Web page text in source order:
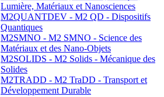
Lumière, Matériaux et Nanosciences
M2QUANTDEV - M2 QD - Dispositifs
Quantiques
M2SMNO - M2 SMNO - Science des
Matériaux et des Nano-Objets
M2SOLIDS - M2 Solids - Mécanique des
Solides
M2TRADD - M2 TraDD - Transport et
Développement Durable